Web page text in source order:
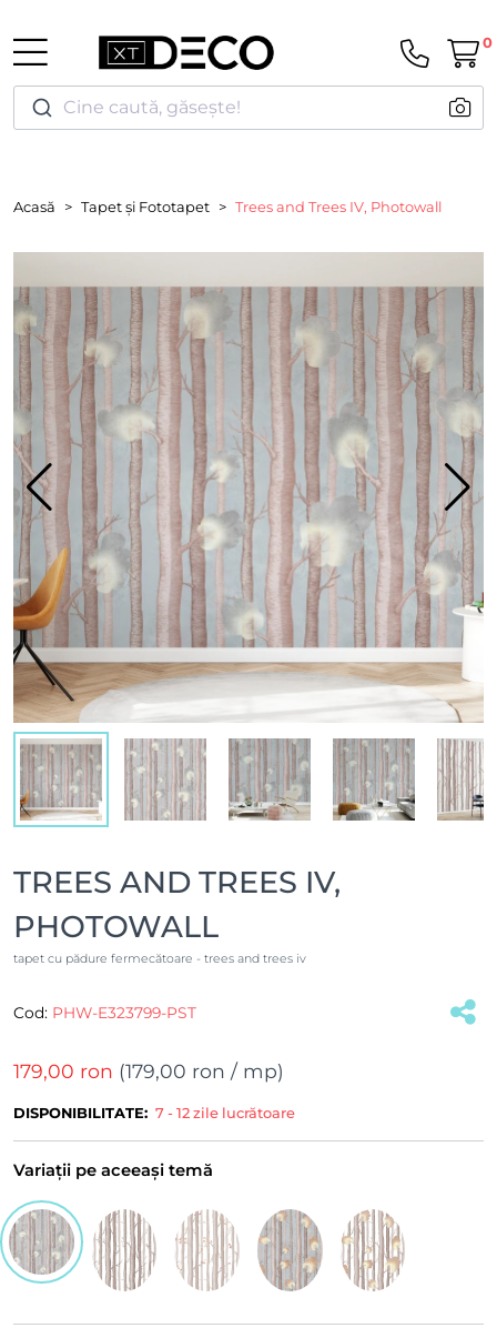
Cine caută, găsește!
0
Acasă Tapet și Fototapet Trees and Trees IV, Photowall
TREES AND TREES IV,
PHOTOWALL
tapet cu pădure fermecătoare - trees and trees iv
Cod: PHW-E323799-PST
179,00 ron (179,00 ron / mp)
DISPONIBILITATE: 7 - 12 zile lucrătoare
Variații pe aceeași temă